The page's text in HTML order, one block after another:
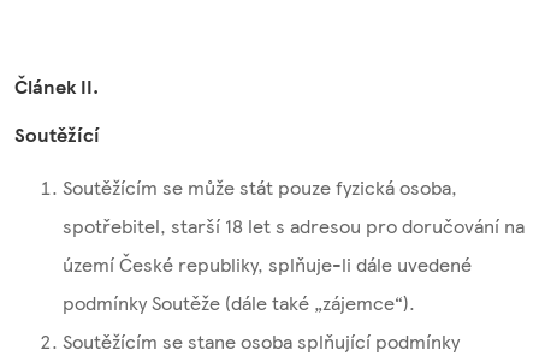
Článek II.
Soutěžící
Soutěžícím se může stát pouze fyzická osoba,
spotřebitel, ​​starší 18 let s adresou pro doručování na
území České republiky, splňuje-li dále uvedené
podmínky Soutěže (dále také „zájemce“).
Soutěžícím se stane osoba splňující podmínky